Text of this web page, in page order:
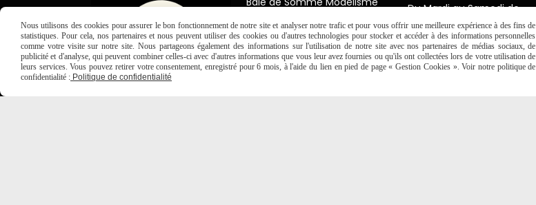
7 Place Jean de Luxembourg
80150 Crécy en Ponthieu
 03 22 20 06 19
Du Mardi au Samedi de
9H00 - 12H30 / 14H00-18H30
Nous utilisons des cookies pour assurer le bon fonctionnement de notre site et analyser notre trafic et pour vous offrir une meilleure expérience à des fins de
statistiques. Pour cela, nos partenaires et nous peuvent utiliser des cookies ou d'autres technologies pour stocker et accéder à des informations personnelles
comme votre visite sur notre site. Nous partageons également des informations sur l'utilisation de notre site avec nos partenaires de médias sociaux, de
publicité et d'analyse, qui peuvent combiner celles-ci avec d'autres informations que vous leur avez fournies ou qu'ils ont collectées lors de votre utilisation de
leurs services. Vous pouvez retirer votre consentement, enregistré pour 6 mois, à l'aide du lien en pied de page « Gestion Cookies ». Voir notre politique de
confidentialité : Politique de confidentialité